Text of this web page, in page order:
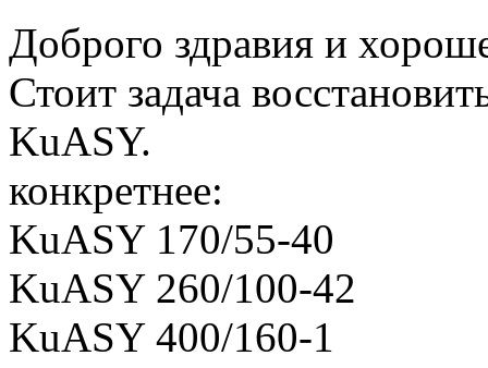
Доброго здравия и
Стоит задача
KuASY.
конкретнее:
KuASY 170/55-40
KuASY 260/100-42
KuASY 400/160-1